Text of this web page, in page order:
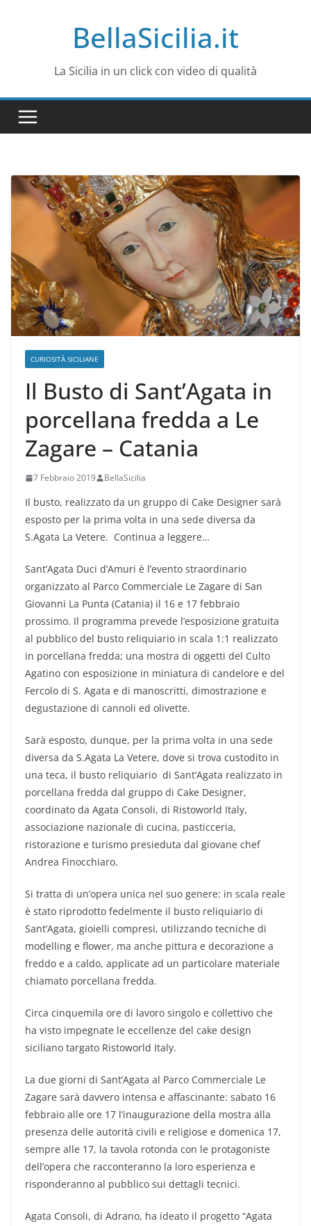
BellaSicilia.it
La Sicilia in un click con video di qualità
CURIOSITÀ SICILIANE
Il Busto di Sant’Agata in
porcellana fredda a Le
Zagare – Catania
7 Febbraio 2019 BellaSicilia
Il busto, realizzato da un gruppo di Cake Designer sarà
esposto per la prima volta in una sede diversa da
S.Agata La Vetere. Continua a leggere…
Sant’Agata Duci d’Amuri è l’evento straordinario
organizzato al Parco Commerciale Le Zagare di San
Giovanni La Punta (Catania) il 16 e 17 febbraio
prossimo. Il programma prevede l’esposizione gratuita
al pubblico del busto reliquiario in scala 1:1 realizzato
in porcellana fredda; una mostra di oggetti del Culto
Agatino con esposizione in miniatura di candelore e del
Fercolo di S. Agata e di manoscritti, dimostrazione e
degustazione di cannoli ed olivette.
Sarà esposto, dunque, per la prima volta in una sede
diversa da S.Agata La Vetere, dove si trova custodito in
una teca, il busto reliquiario di Sant’Agata realizzato in
porcellana fredda dal gruppo di Cake Designer,
coordinato da Agata Consoli, di Ristoworld Italy,
associazione nazionale di cucina, pasticceria,
ristorazione e turismo presieduta dal giovane chef
Andrea Finocchiaro.
Si tratta di un’opera unica nel suo genere: in scala reale
è stato riprodotto fedelmente il busto reliquiario di
Sant’Agata, gioielli compresi, utilizzando tecniche di
modelling e flower, ma anche pittura e decorazione a
freddo e a caldo, applicate ad un particolare materiale
chiamato porcellana fredda.
Circa cinquemila ore di lavoro singolo e collettivo che
ha visto impegnate le eccellenze del cake design
siciliano targato Ristoworld Italy.
La due giorni di Sant’Agata al Parco Commerciale Le
Zagare sarà davvero intensa e affascinante: sabato 16
febbraio alle ore 17 l’inaugurazione della mostra alla
presenza delle autorità civili e religiose e domenica 17,
sempre alle 17, la tavola rotonda con le protagoniste
dell’opera che racconteranno la loro esperienza e
risponderanno al pubblico sui dettagli tecnici.
Agata Consoli, di Adrano, ha ideato il progetto “Agata